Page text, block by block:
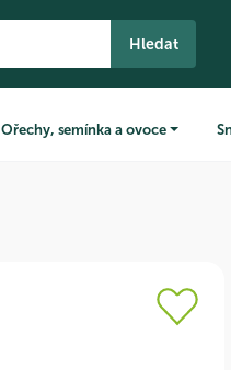
Hledat
Ořechy, semínka a ovoce